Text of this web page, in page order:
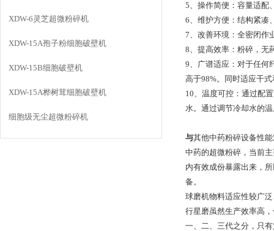
XDW-6灵芝超微粉碎机
XDW-15A孢子粉细胞破壁机
XDW-15B细胞破壁机
XDW-15A桦树茸细胞破壁机
细胞级无尘超微粉碎机
5、操作简便：容量适配
6、维护方便：结构紧凑
7、改善环境：全密闭作
8、提高效率：粉碎，无
9、广谱适应：对于任何
高于98%。同时适应干
10、温度可控：通过配
水。通过调节冷却水的
与其他中药粉碎设备性
中药的超微粉碎，当前
内有效成份暴露出来，
备。
球磨机物料适应性较广
行星磨虽然生产效率高
一、二、三代之分，只